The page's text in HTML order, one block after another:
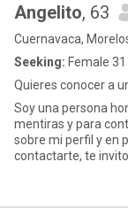
Angelito, 63
Cuernavaca,
Seeking: Female
Quieres conocer a
Soy una persona honesta y
mentiras y para
sobre mi perfil y en
contactarte, te invito